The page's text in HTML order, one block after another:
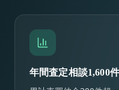
年間査定相談1,600